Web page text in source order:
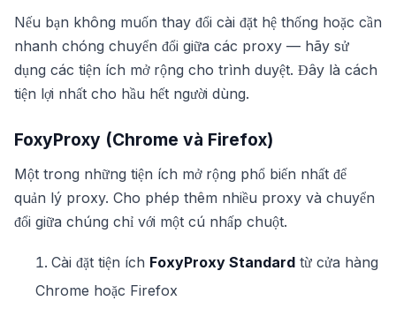
Nếu bạn không muốn thay đổi cài đặt hệ thống hoặc cần
nhanh chóng chuyển đổi giữa các proxy — hãy sử
dụng các tiện ích mở rộng cho trình duyệt. Đây là cách
tiện lợi nhất cho hầu hết người dùng.
FoxyProxy (Chrome và Firefox)
Một trong những tiện ích mở rộng phổ biến nhất để
quản lý proxy. Cho phép thêm nhiều proxy và chuyển
đổi giữa chúng chỉ với một cú nhấp chuột.
Cài đặt tiện ích FoxyProxy Standard từ cửa hàng
Chrome hoặc Firefox